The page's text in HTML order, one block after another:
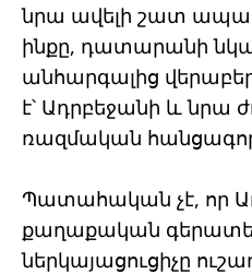
նրա ավելի շատ
ինքը, դատարանի
անհարգալից
է՝ Ադրբեջանի և նրա
ռազմական
Պատահական չէ, որ
քաղաքական
ներկայացուցիչը